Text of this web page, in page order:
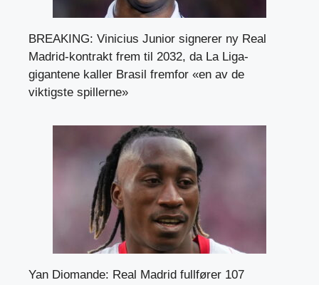
BREAKING: Vinicius Junior signerer ny Real
Madrid-kontrakt frem til 2032, da La Liga-
gigantene kaller Brasil fremfor «en av de
viktigste spillerne»
Yan Diomande: Real Madrid fullfører 107